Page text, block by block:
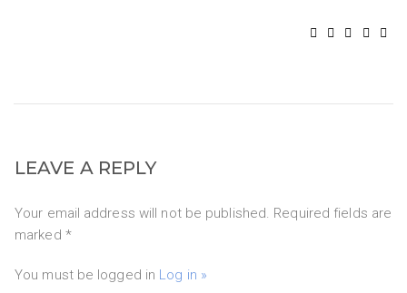
LEAVE A REPLY
Your email address will not be published. Required fields are
marked *
You must be logged in Log in »